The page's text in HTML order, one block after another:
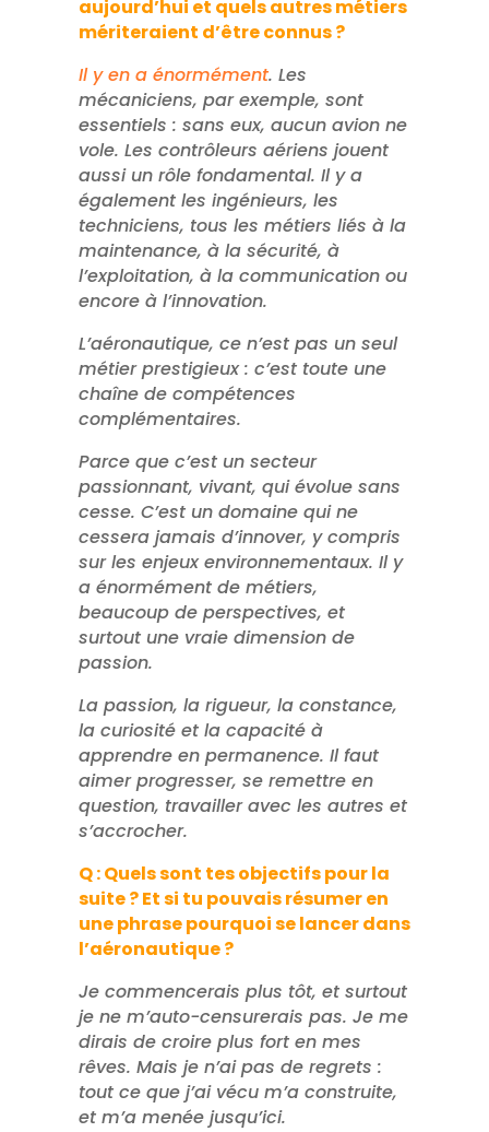
aujourd’hui et quels autres métiers
mériteraient d’être connus?
Il y en a énormément. Les
mécaniciens, par exemple, sont
essentiels : sans eux, aucun avion ne
vole. Les contrôleurs aériens jouent
aussi un rôle fondamental. Il y a
également les ingénieurs, les
techniciens, tous les métiers liés à la
maintenance, à la sécurité, à
l’exploitation, à la communication ou
encore à l’innovation.
L’aéronautique, ce n’est pas un seul
métier prestigieux : c’est toute une
chaîne de compétences
complémentaires.
Parce que c’est un secteur
passionnant, vivant, qui évolue sans
cesse. C’est un domaine qui ne
cessera jamais d’innover, y compris
sur les enjeux environnementaux. Il y
a énormément de métiers,
beaucoup de perspectives, et
surtout une vraie dimension de
passion.
La passion, la rigueur, la constance,
la curiosité et la capacité à
apprendre en permanence. Il faut
aimer progresser, se remettre en
question, travailler avec les autres et
s’accrocher.
Q : Quels sont tes objectifs pour la
suite ? Et si tu pouvais résumer en
une phrase pourquoi se lancer dans
l’aéronautique ?
Je commencerais plus tôt, et surtout
je ne m’auto-censurerais pas. Je me
dirais de croire plus fort en mes
rêves. Mais je n’ai pas de regrets :
tout ce que j’ai vécu m’a construite,
et m’a menée jusqu’ici.